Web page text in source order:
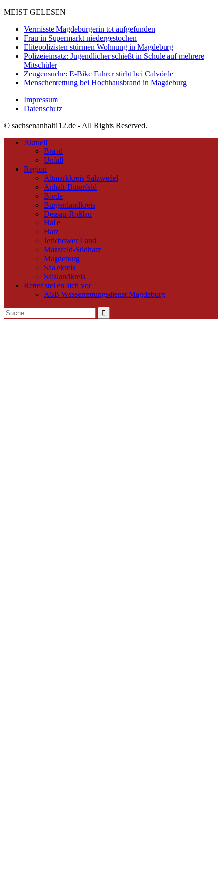
MEIST GELESEN
Vermisste Magdeburgerin tot aufgefunden
Frau in Supermarkt niedergestochen
Elitepolizisten stürmen Wohnung in Magdeburg
Polizeieinsatz: Jugendlicher schießt in Schule auf mehrere
Mitschüler
Zeugensuche: E-Bike Fahrer stirbt bei Calvörde
Menschenrettung bei Hochhausbrand in Magdeburg
Impressum
Datenschutz
© sachsenanhalt112.de - All Rights Reserved.
Aktuell
Brand
Unfall
Region
Altmarkkreis Salzwedel
Anhalt-Bitterfeld
Börde
Burgenlandkreis
Dessau-Roßlau
Halle
Harz
Jerichower Land
Mansfeld-Südharz
Magdeburg
Saalekreis
Salzlandkreis
Retter stellen sich vor
ASB Wasserrettungsdienst Magdeburg